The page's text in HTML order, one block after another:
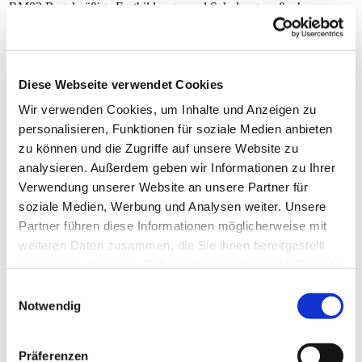
Diese Webseite verwendet Cookies
Wir verwenden Cookies, um Inhalte und Anzeigen zu
personalisieren, Funktionen für soziale Medien anbieten
zu können und die Zugriffe auf unsere Website zu
analysieren. Außerdem geben wir Informationen zu Ihrer
Verwendung unserer Website an unsere Partner für
soziale Medien, Werbung und Analysen weiter. Unsere
Partner führen diese Informationen möglicherweise mit
weiteren Daten zusammen, die Sie ihnen bereitgestellt
Notwendig
Präferenzen
RM02 Regelmäßige Fortbildungs- und Schulungsmaßnahmen
RM03 Mitarbeiterbefragungen
RM04
Notfallmanagement - Das Notfall-Team im DKD
(11.03.2021)
RM05
Schmerzmanagement
SOP Akutschmerztherapie (14.09.2023)
Sturzprophylaxe
RM07 Dekubitusprophylaxe in der Pflege“)